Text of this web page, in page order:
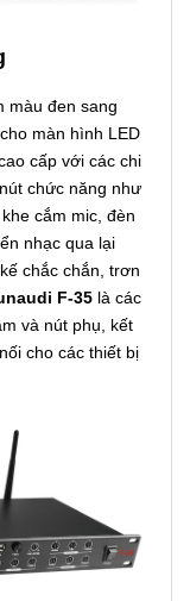
màu đen sang
màn hình LED
cấp với các chi
chức năng như
cắm mic, đèn
nhạc qua lại
chắc chắn, trơn
F-35 là các
và nút phụ, kết
cho các thiết bị